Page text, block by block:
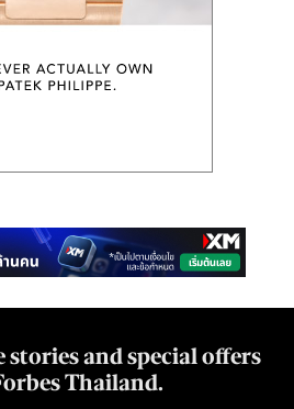
stories and special offers
Thailand.